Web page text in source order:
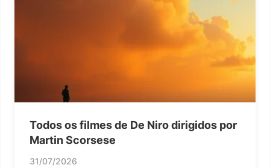
Todos os filmes de De Niro dirigidos por
Martin Scorsese
31/07/2026